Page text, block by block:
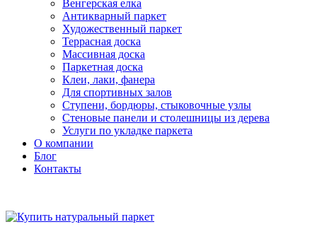
Венгерская елка
Антикварный паркет
Художественный паркет
Террасная доска
Массивная доска
Паркетная доска
Клеи, лаки, фанера
Для спортивных залов
Ступени, бордюры, стыковочные узлы
Стеновые панели и столешницы из дерева
Услуги по укладке паркета
О компании
Блог
Контакты